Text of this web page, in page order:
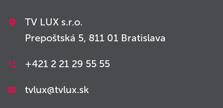
TV LUX s.r.o.
Prepoštská 5, 811 01 Bratislava
+421 2 21 29 55 55
tvlux@tvlux.sk